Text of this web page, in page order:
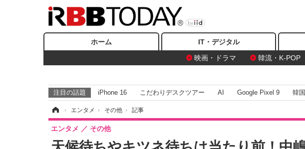
ホーム IT・デジタル
映画・ドラマ
韓流・K-POP
注目の話題 iPhone 16 こだわりデスクツアー AI Google Pixel 9 韓
› エンタメ › その他 › 記事
エンタメ その他